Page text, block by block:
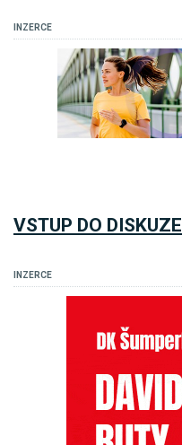
INZERCE
VSTUP DO DISKUZE
INZERCE